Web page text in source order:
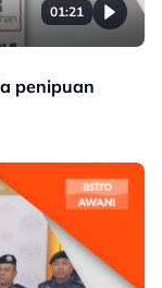
01:21
penipuan